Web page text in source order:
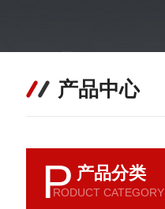
产品中心
P 产品分类
RODUCT CATEGORY